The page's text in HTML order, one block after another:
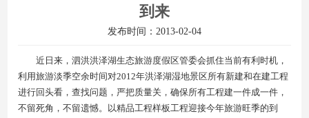
到来
发布时间：2013-02-04
近日来，泗洪洪泽湖生态旅游度假区管委会抓住当前有利时机，
利用旅游淡季空余时间对2012年洪泽湖湿地景区所有新建和在建工程
进行回头看，查找问题，严把质量关，确保所有工程建一件成一件，
不留死角，不留遗憾。以精品工程样板工程迎接今年旅游旺季的到